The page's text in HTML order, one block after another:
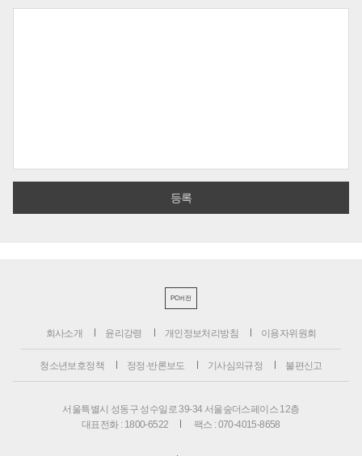
PC버전
회사소개 윤리강령 개인정보처리방침 이용자위원회
청소년보호정책 정정·반론보도 기사심의규정 불편신고
서울특별시 성동구 성수일로 39-34 서울숲더스페이스 12층
대표전화 : 1800-6522
팩스 : 070-4015-8658